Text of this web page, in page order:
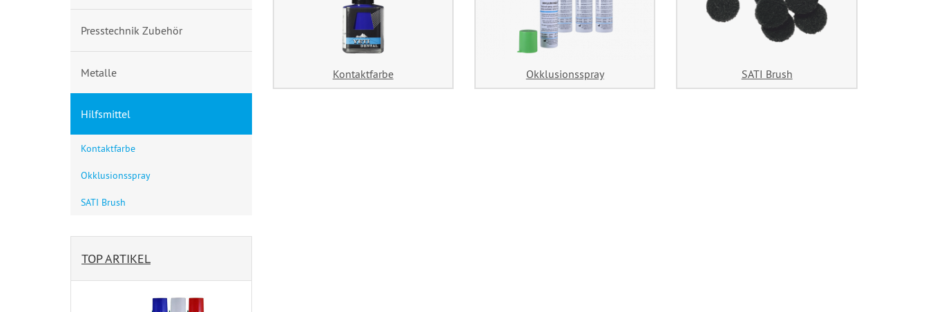
Kontaktfarbe Okklusionsspray SATI Brush
Presstechnik Zubehör
Metalle
Hilfsmittel
Kontaktfarbe
Okklusionsspray
SATI Brush
TOP ARTIKEL